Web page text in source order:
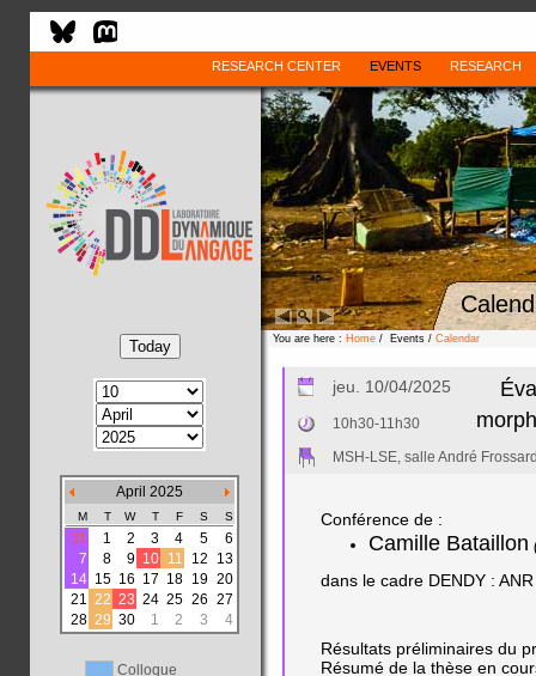
RESEARCH CENTER EVENTS RESEARCH
April 2025
M T W T F S S
31 1 2 3 4 5
6
7
8 9 10 11 12
13
14 15 16 17 18 19 20
21 22 23 24 25 26 27
28 29 30 1 2 3 4
Colloque
You are here : Home / Events / Calendar
jeu. 10/04/2025
10h30-11h30
MSH-LSE, salle André
Conférence de :
Camille Bataillon
dans le cadre DENDY :
Résultats préliminaires du
Résumé de la thèse en